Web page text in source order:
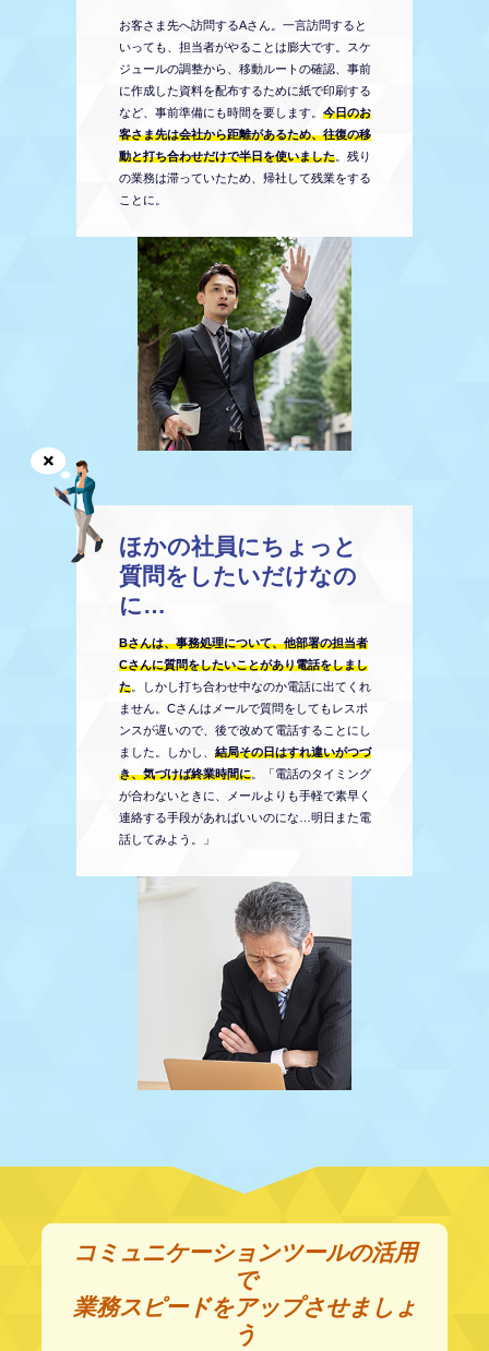
お客さま先へ訪問するAさん。一言訪問すると
いっても、担当者がやることは膨大です。スケ
ジュールの調整から、移動ルートの確認、事前
に作成した資料を配布するために紙で印刷する
など、事前準備にも時間を要します。 今日のお
客さま先は会社から距離があるため、往復の移
動と打ち合わせだけで半日を使いました。残り
の業務は滞っていたため、帰社して残業をする
ことに。
ほかの社員にちょっと
質問をしたいだけなの
に…
Bさんは、事務処理について、他部署の担当者
Cさんに質問をしたいことがあり電話をしまし
た。しかし打ち合わせ中なのか電話に出てくれ
ません。Cさんはメールで質問をしてもレスポ
ンスが遅いので、後で改めて電話することにし
ました。しかし、 結局その日はすれ違いがつづ
き、気づけば終業時間に。「電話のタイミング
が合わないときに、メールよりも手軽で素早く
連絡する手段があればいいのにな…明日また電
話してみよう。」
コミュニケーションツールの活用
で
業務スピードをアップさせましょ
う